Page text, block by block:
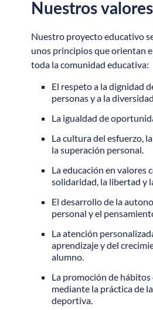
Nuestros valores
Nuestro proyecto educativo
unos principios que orientan
toda la comunidad educativa:
El respeto a la dignidad
personas y a la
La igualdad de
La cultura del esfuerzo,
la superación personal.
La educación en valores
solidaridad, la libertad y
El desarrollo de la
personal y el
La atención
aprendizaje y del
alumno.
La promoción de
mediante la práctica de
deportiva.